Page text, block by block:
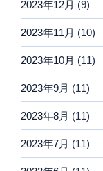
2023年12月 (9)
2023年11月 (10)
2023年10月 (11)
2023年9月 (11)
2023年8月 (11)
2023年7月 (11)